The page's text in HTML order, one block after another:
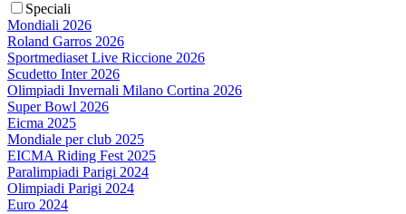
Speciali
Mondiali 2026
Roland Garros 2026
Sportmediaset Live Riccione 2026
Scudetto Inter 2026
Olimpiadi Invernali Milano Cortina 2026
Super Bowl 2026
Eicma 2025
Mondiale per club 2025
EICMA Riding Fest 2025
Paralimpiadi Parigi 2024
Olimpiadi Parigi 2024
Euro 2024